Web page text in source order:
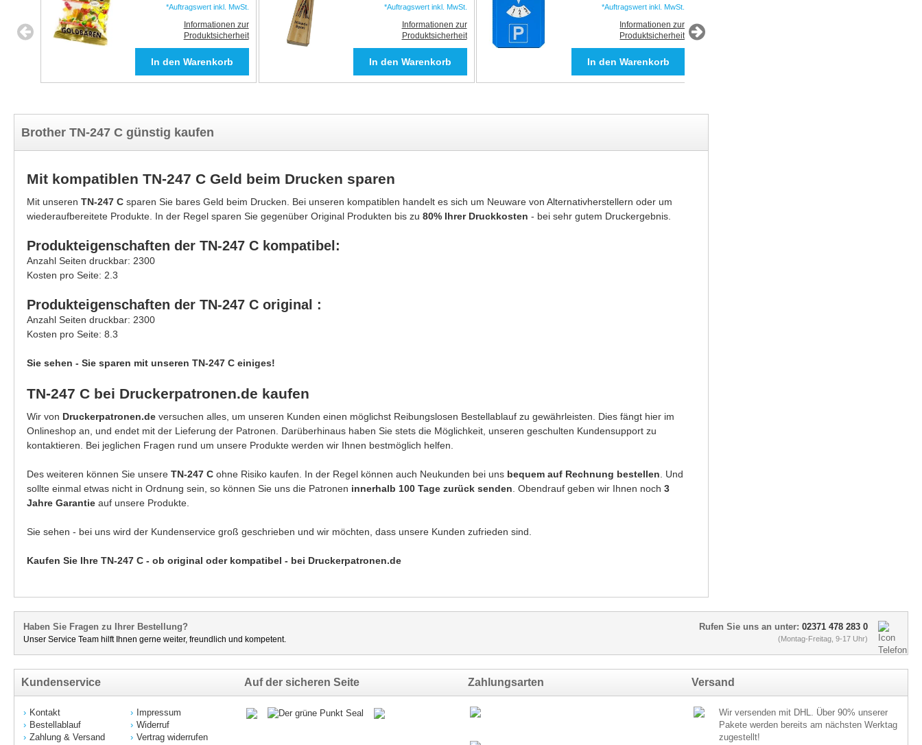
*Auftragswert inkl. MwSt.
Informationen zur
Produktsicherheit
*Auftragswert inkl. MwSt.
Informationen zur
Produktsicherheit
*Auftragswert inkl. MwSt.
Informationen zur
Produktsicherheit
Brother TN-247 C günstig kaufen
Mit kompatiblen TN-247 C Geld beim Drucken sparen
Mit unseren TN-247 C sparen Sie bares Geld beim Drucken. Bei unseren kompatiblen handelt es sich um Neuware von Alternativherstellern oder um
wiederaufbereitete Produkte. In der Regel sparen Sie gegenüber Original Produkten bis zu 80% Ihrer Druckkosten - bei sehr gutem Druckergebnis.
Produkteigenschaften der TN-247 C kompatibel:
Anzahl Seiten druckbar: 2300
Kosten pro Seite: 2.3
Produkteigenschaften der TN-247 C original :
Anzahl Seiten druckbar: 2300
Kosten pro Seite: 8.3
Sie sehen - Sie sparen mit unseren TN-247 C einiges!
TN-247 C bei Druckerpatronen.de kaufen
Wir von Druckerpatronen.de versuchen alles, um unseren Kunden einen möglichst Reibungslosen Bestellablauf zu gewährleisten. Dies fängt hier im
Onlineshop an, und endet mit der Lieferung der Patronen. Darüberhinaus haben Sie stets die Möglichkeit, unseren geschulten Kundensupport zu
kontaktieren. Bei jeglichen Fragen rund um unsere Produkte werden wir Ihnen bestmöglich helfen.
Des weiteren können Sie unsere TN-247 C ohne Risiko kaufen. In der Regel können auch Neukunden bei uns bequem auf Rechnung bestellen . Und
sollte einmal etwas nicht in Ordnung sein, so können Sie uns die Patronen innerhalb 100 Tage zurück senden . Obendrauf geben wir Ihnen noch 3
Jahre Garantie auf unsere Produkte.
Sie sehen - bei uns wird der Kundenservice groß geschrieben und wir möchten, dass unsere Kunden zufrieden sind.
Kaufen Sie Ihre TN-247 C - ob original oder kompatibel - bei Druckerpatronen.de
Haben Sie Fragen zu Ihrer Bestellung?
Unser Service Team hilft Ihnen gerne weiter, freundlich und kompetent.
Rufen Sie uns an unter: 02371 478 283 0
(Montag-Freitag, 9-17 Uhr)
Kundenservice
Kontakt
Bestellablauf
Zahlung & Versand
Impressum
Widerruf
Vertrag widerrufen
Auf der sicheren Seite Zahlungsarten Versand
Wir versenden mit DHL. Über 90% unserer
Pakete werden bereits am nächsten Werktag
zugestellt!